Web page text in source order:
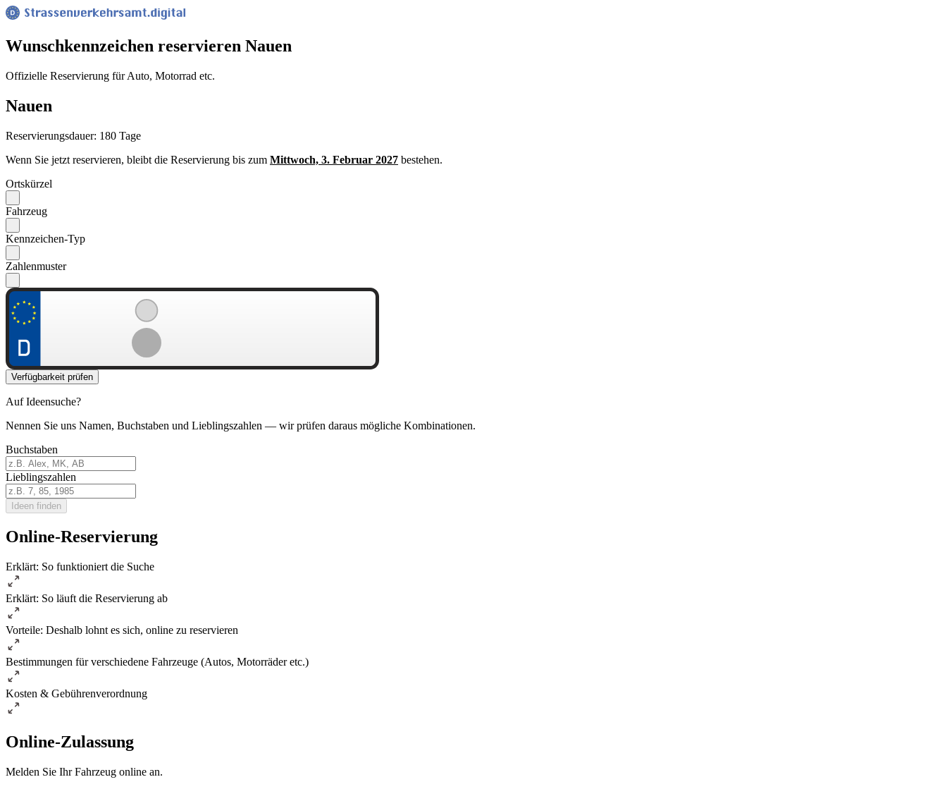
Wunsch­kennzeichen reservieren Nauen
Offizielle Reservierung für Auto, Motorrad etc.
Nauen
Reservierungsdauer: 180 Tage
Wenn Sie jetzt reservieren, bleibt die Reservierung bis zum Mittwoch, 3. Februar 2027 bestehen.
Ortskürzel
Fahrzeug
Kennzeichen-Typ
Zahlenmuster
Verfügbarkeit prüfen
Auf Ideensuche?
Nennen Sie uns Namen, Buchstaben und Lieblingszahlen — wir prüfen daraus mögliche Kombinationen.
Buchstaben
Lieblingszahlen
Ideen finden
Online-Reservierung
Erklärt: So funktioniert die Suche
Erklärt: So läuft die Reservierung ab
Vorteile: Deshalb lohnt es sich, online zu reservieren
Bestimmungen für verschiedene Fahrzeuge (Autos, Motorräder etc.)
Kosten & Gebührenverordnung
Online-Zulassung
Melden Sie Ihr Fahrzeug online an.